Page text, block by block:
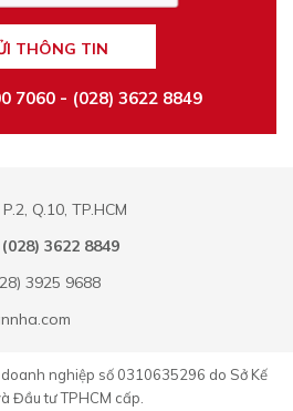
THÔNG TIN
7060 - (028) 3622 8849
Q.10, TP.HCM
3622 8849
3925 9688
nghiệp số 0310635296 do Sở Kế
Đầu tư TPHCM cấp.